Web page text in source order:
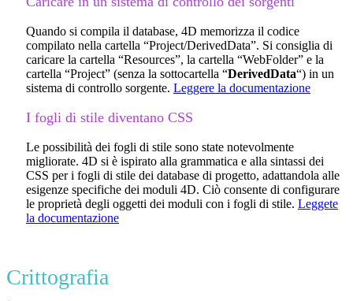
Quando si compila il database, 4D memorizza il codice
compilato nella cartella “Project/DerivedData”. Si consiglia di
caricare la cartella “Resources”, la cartella “WebFolder” e la
cartella “Project” (senza la sottocartella “DerivedData“) in un
sistema di controllo sorgente. Leggere la documentazione
I fogli di stile diventano CSS
Le possibilità dei fogli di stile sono state notevolmente
migliorate. 4D si è ispirato alla grammatica e alla sintassi dei
CSS per i fogli di stile dei database di progetto, adattandola alle
esigenze specifiche dei moduli 4D. Ciò consente di configurare
le proprietà degli oggetti dei moduli con i fogli di stile. Leggete
la documentazione
Crittografia